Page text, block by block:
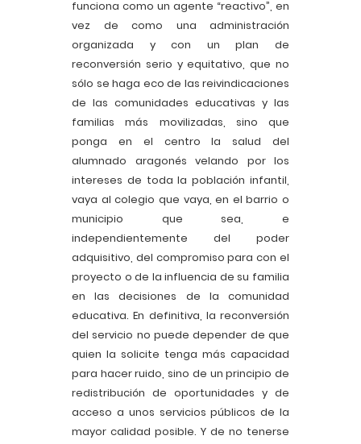
funciona como un agente “reactivo”, en
vez de como una administración
organizada y con un plan de
reconversión serio y equitativo, que no
sólo se haga eco de las reivindicaciones
de las comunidades educativas y las
familias más movilizadas, sino que
ponga en el centro la salud del
alumnado aragonés velando por los
intereses de toda la población infantil,
vaya al colegio que vaya, en el barrio o
municipio que sea, e
independientemente del poder
adquisitivo, del compromiso para con el
proyecto o de la influencia de su familia
en las decisiones de la comunidad
educativa. En definitiva, la reconversión
del servicio no puede depender de que
quien la solicite tenga más capacidad
para hacer ruido, sino de un principio de
redistribución de oportunidades y de
acceso a unos servicios públicos de la
mayor calidad posible. Y de no tenerse